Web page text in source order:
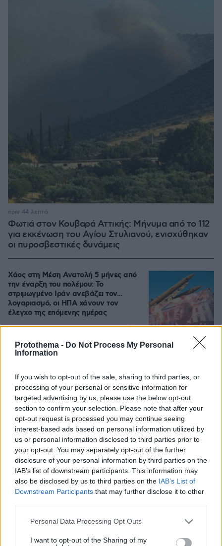
Protothema - Do Not Process My Personal
Information
If you wish to opt-out of the sale, sharing to third parties, or
processing of your personal or sensitive information for
targeted advertising by us, please use the below opt-out
section to confirm your selection. Please note that after your
opt-out request is processed you may continue seeing
interest-based ads based on personal information utilized by
us or personal information disclosed to third parties prior to
your opt-out. You may separately opt-out of the further
disclosure of your personal information by third parties on the
IAB’s list of downstream participants. This information may
also be disclosed by us to third parties on the IAB’s List of
Downstream Participants that may further disclose it to other
Please note that this website/app uses one or more Google
not limited to your visit or usage behaviour. You may click to
Personal Data Processing Opt Outs
I want to opt-out of the Sharing of my
Φωτιά στον Κουβαρά Αττικής: Μήνυμα από το 112
για εκκένωση του Αγίου Στυλιανού, ενισχύθηκαν
οι πυροσβεστικές δυνάμεις
πριν 44 λεπτά
Χάος στη Μέση Ανατολή 5 μήνες από
την έναρξη του πολέμου: Το
στριμωγμένο Ιράν ανεβάζει τον...
λογαριασμό, οι ΗΠΑ χάνουν τον
έλεγχο της επόμενης ημέρας
10.08.2026, 07:24 5
Όρκο, μιλά για τον «άριστο γιατρό»
10.08.2026, 08:09 3
Γιαννακόπουλος για Ολυμπιακό: «Πριν
10 χρόνια φώναζαν οφσάιντ, δεν
ήξεραν ότι η μπάλα μπάσκετ είναι
πορτοκαλί» - Τι είπε για το έμφραγμα
που υπέστη το 2020, Αταμάν,
Ομπράντοβιτς και Αγγελόπουλους
Καρυστιανού: Θα υπάρξουν νομικές